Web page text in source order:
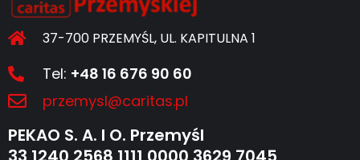
37-700 PRZEMYŚL, UL. KAPITULNA 1
Tel: +48 16 676 90 60
przemysl@caritas.pl
PEKAO S. A. I O. Przemyśl